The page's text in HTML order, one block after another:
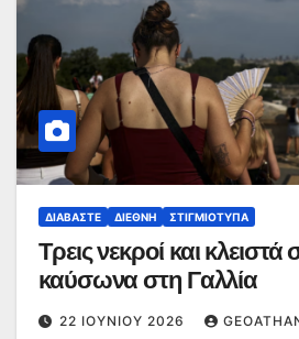
ΔΙΑΒΆΣΤΕ ΔΙΕΘΝΉ ΣΤΙΓΜΙΌΤΥΠΑ
Τρεις νεκροί και
καύσωνα στη Γαλλία
22 ΙΟΥΝΊΟΥ 2026